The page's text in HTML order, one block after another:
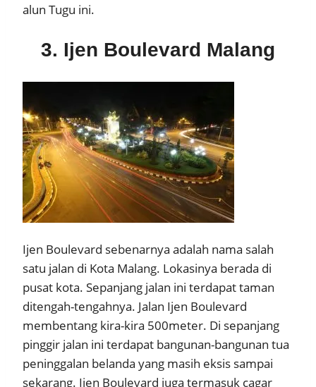
alun Tugu ini.
3. Ijen Boulevard Malang
Ijen Boulevard sebenarnya adalah nama salah
satu jalan di Kota Malang. Lokasinya berada di
pusat kota. Sepanjang jalan ini terdapat taman
ditengah-tengahnya. Jalan Ijen Boulevard
membentang kira-kira 500meter. Di sepanjang
pinggir jalan ini terdapat bangunan-bangunan tua
peninggalan belanda yang masih eksis sampai
sekarang. Ijen Boulevard juga termasuk cagar